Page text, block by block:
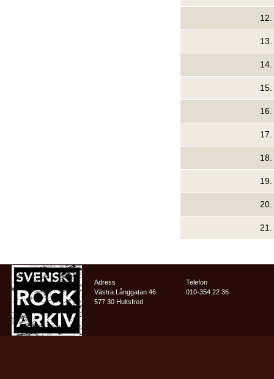
12.
13.
14.
15.
16.
17.
18.
19.
20.
21.
Adress
Västra Långgatan 46
577 30 Hultsfred
Telefon
010-354 22 36